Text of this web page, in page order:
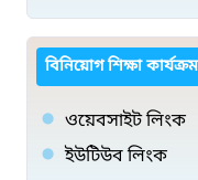
বিনিয়োগ শিক্ষা কার্যক্রম
ওয়েবসাইট লিংক
ইউটিউব লিংক